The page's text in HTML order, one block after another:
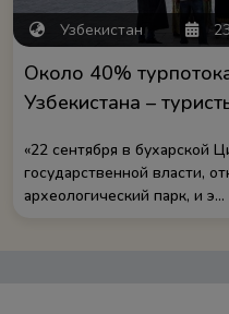
Узбекистан
Около 40%
Узбекистана –
«22 сентября в бухарской
государственной власти,
археологический парк, и э...